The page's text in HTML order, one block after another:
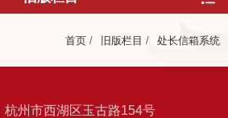
首页 / 旧版栏目 / 处长信箱系统
杭州市西湖区玉古路154号